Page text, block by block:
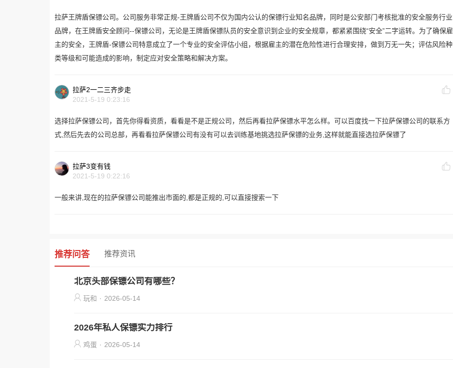
拉萨王牌盾保镖公司。公司服务非常正规-王牌盾公司不仅为国内公认的保镖行业知名品牌，同时是公安部门考核批准的安全服务行业
品牌，在王牌盾安全顾问--保镖公司，无论是王牌盾保镖队员的安全意识到企业的安全规章，都紧紧围绕“安全”二字运转。为了确保雇
主的安全，王牌盾-保镖公司特意成立了一个专业的安全评估小组，根据雇主的潜在危险性进行合理安排，做到万无一失；评估风险种
类等级和可能造成的影响，制定应对安全策略和解决方案。
拉萨2一二三齐步走
2021-5-19 0:23:16
选择拉萨保镖公司，首先你得看资质，看看是不是正规公司，然后再看拉萨保镖水平怎么样。可以百度找一下拉萨保镖公司的联系方
式,然后先去的公司总部，再看看拉萨保镖公司有没有可以去训练基地挑选拉萨保镖的业务,这样就能直接选拉萨保镖了
拉萨3变有钱
2021-5-19 0:22:16
一般来讲,现在的拉萨保镖公司能推出市面的,都是正规的,可以直接搜索一下
推荐问答 推荐资讯
北京头部保镖公司有哪些？
玩和 · 2026-05-14
2026年私人保镖实力排行
鸡蛋 · 2026-05-14